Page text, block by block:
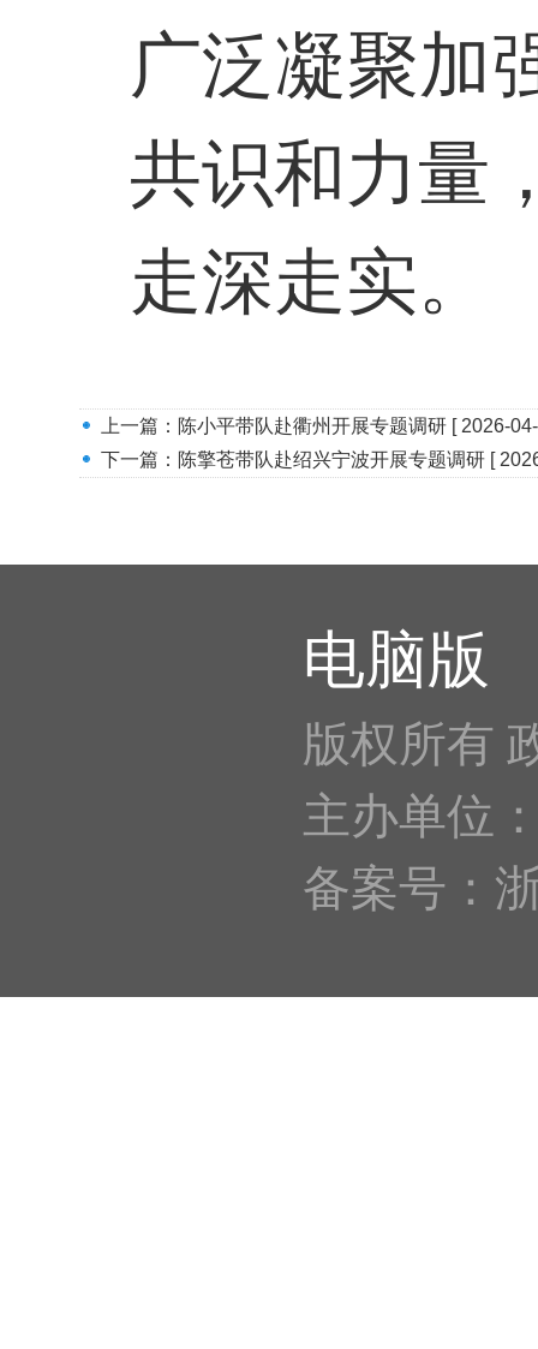
广泛凝聚加
共识和力量
走深走实。
上一篇： 陈小平带队赴衢州开展专题调研 [ 2026-
下一篇： 陈擎苍带队赴绍兴宁波开展专题调研 [
电脑版
版权所有
主办单位
备案号：